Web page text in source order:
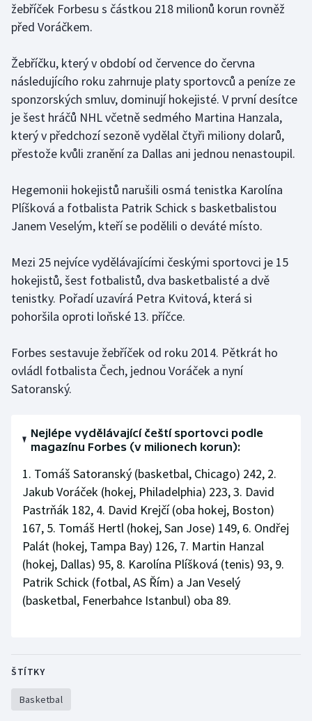
Judo
Lezení
Lyže a snowboard
Moderní pětiboj
Motorsport
Olympijské hry
Plavání
Plážový volejbal
Ragby
Rychlobruslení
Short track
Sportovní střelba
Stolní tenis
Triatlon
Veslování
žebříček Forbesu s částkou 218 milionů korun rovněž
před Voráčkem.
Žebříčku, který v období od července do června
následujícího roku zahrnuje platy sportovců a peníze ze
sponzorských smluv, dominují hokejisté. V první desítce
je šest hráčů NHL včetně sedmého Martina Hanzala,
který v předchozí sezoně vydělal čtyři miliony dolarů,
přestože kvůli zranění za Dallas ani jednou nenastoupil.
Hegemonii hokejistů narušili osmá tenistka Karolína
Plíšková a fotbalista Patrik Schick s basketbalistou
Janem Veselým, kteří se podělili o deváté místo.
Mezi 25 nejvíce vydělávajícími českými sportovci je 15
hokejistů, šest fotbalistů, dva basketbalisté a dvě
tenistky. Pořadí uzavírá Petra Kvitová, která si
pohoršila oproti loňské 13. příčce.
Forbes sestavuje žebříček od roku 2014. Pětkrát ho
ovládl fotbalista Čech, jednou Voráček a nyní
Satoranský.
Nejlépe vydělávající čeští sportovci podle
magazínu Forbes (v milionech korun):
1. Tomáš Satoranský (basketbal, Chicago) 242, 2.
Jakub Voráček (hokej, Philadelphia) 223, 3. David
Pastrňák 182, 4. David Krejčí (oba hokej, Boston)
167, 5. Tomáš Hertl (hokej, San Jose) 149, 6. Ondřej
Palát (hokej, Tampa Bay) 126, 7. Martin Hanzal
(hokej, Dallas) 95, 8. Karolína Plíšková (tenis) 93, 9.
Patrik Schick (fotbal, AS Řím) a Jan Veselý
(basketbal, Fenerbahce Istanbul) oba 89.
ŠTÍTKY
Basketbal